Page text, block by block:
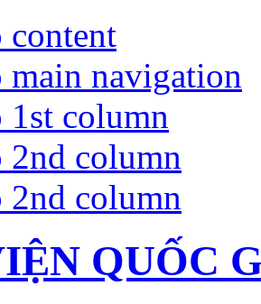
content
main navigation
1st column
2nd column
2nd column
QUỐC